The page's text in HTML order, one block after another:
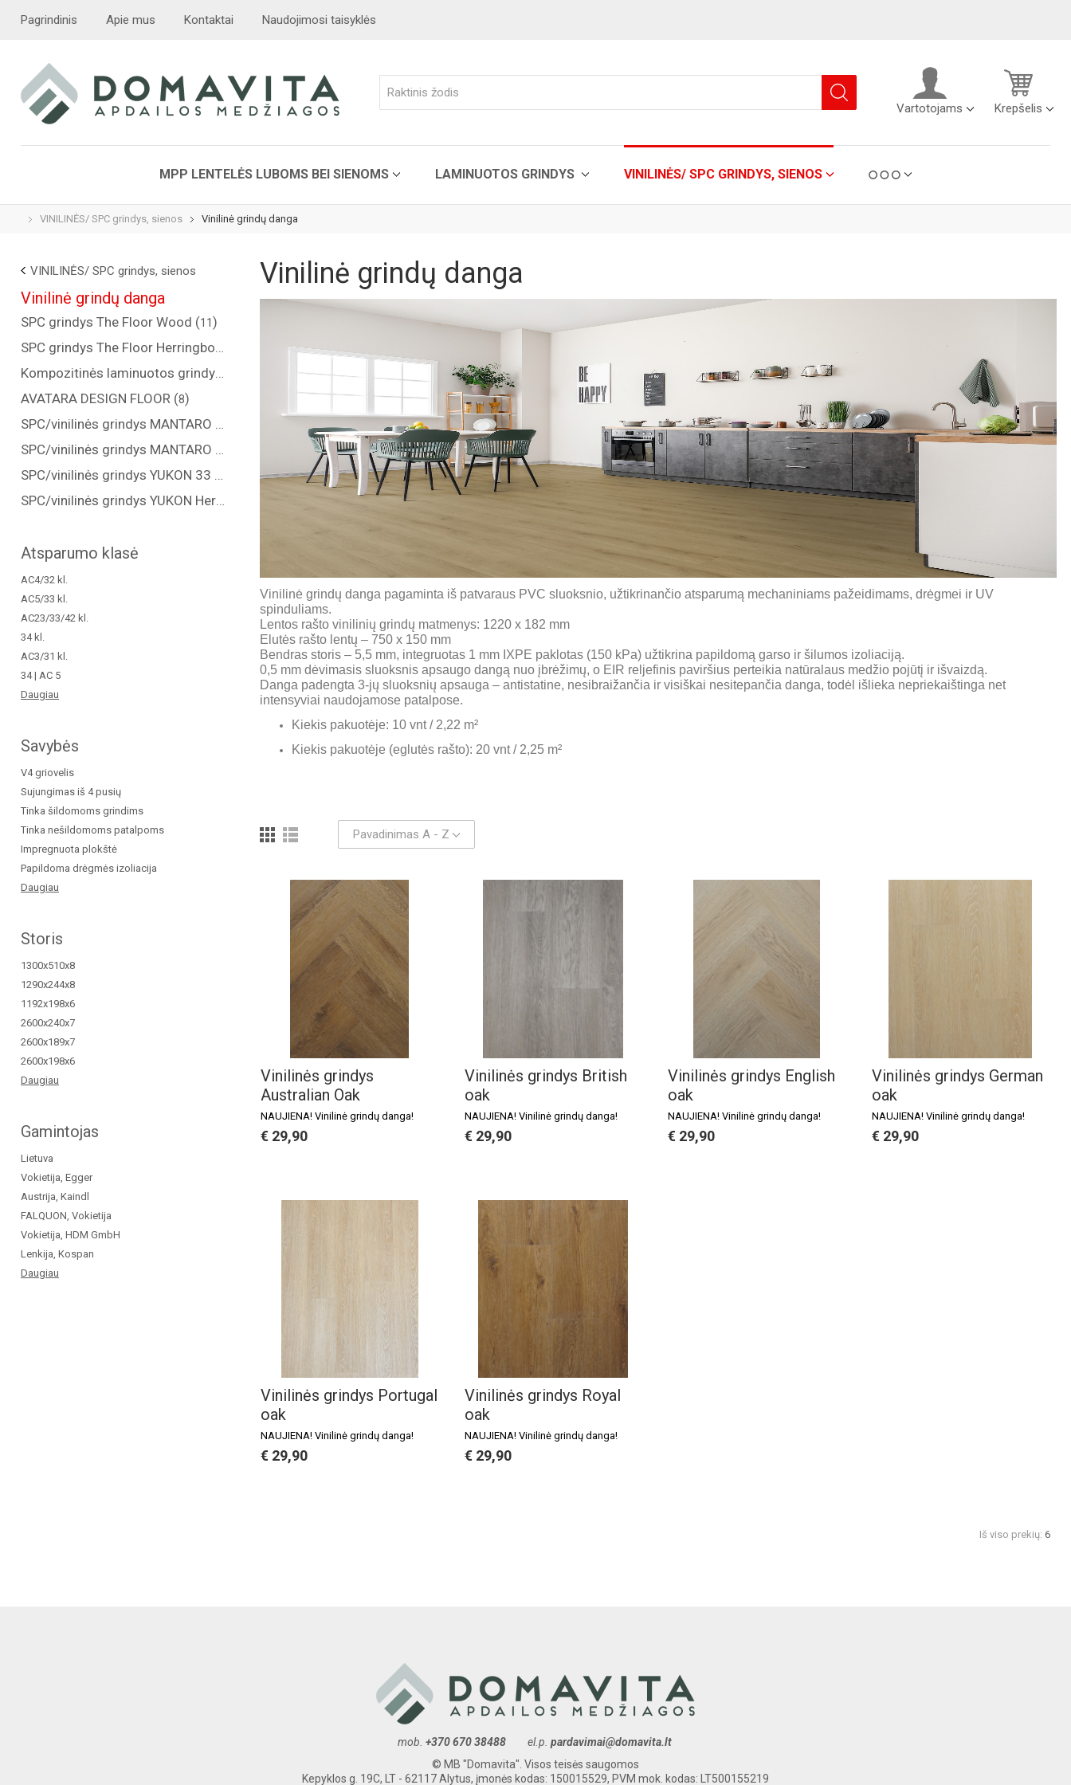
Pagrindinis Apie mus Kontaktai Naudojimosi taisyklės
Vartotojams Krepšelis
MPP LENTELĖS LUBOMS BEI SIENOMS LAMINUOTOS GRINDYS VINILINĖS/ SPC GRINDYS, SIENOS
VINILINĖS/ SPC grindys, sienos Vinilinė grindų danga
Vinilinė grindų danga
Vinilinė grindų danga pagaminta iš patvaraus PVC sluoksnio, užtikrinančio atsparumą mechaniniams pažeidimams, drėgmei ir UV
spinduliams.
Lentos rašto vinilinių grindų matmenys: 1220 x 182 mm
Elutės rašto lentų – 750 x 150 mm
Bendras storis – 5,5 mm, integruotas 1 mm IXPE paklotas (150 kPa) užtikrina papildomą garso ir šilumos izoliaciją.
0,5 mm dėvimasis sluoksnis apsaugo dangą nuo įbrėžimų, o EIR reljefinis paviršius perteikia natūralaus medžio pojūtį ir išvaizdą.
Danga padengta 3-jų sluoksnių apsauga – antistatine, nesibraižančia ir visiškai nesitepančia danga, todėl išlieka nepriekaištinga net
intensyviai naudojamose patalpose.
Kiekis pakuotėje: 10 vnt / 2,22 m²
Kiekis pakuotėje (eglutės rašto): 20 vnt / 2,25 m²
Pavadinimas A - Z
Vinilinės grindys
Australian Oak
NAUJIENA! Vinilinė grindų danga!
€ 29,90
Vinilinės grindys British
oak
NAUJIENA! Vinilinė grindų danga!
€ 29,90
Vinilinės grindys English
oak
NAUJIENA! Vinilinė grindų danga!
€ 29,90
Vinilinės grindys German
oak
NAUJIENA! Vinilinė grindų danga!
€ 29,90
Vinilinės grindys Portugal
oak
NAUJIENA! Vinilinė grindų danga!
€ 29,90
Vinilinės grindys Royal
oak
NAUJIENA! Vinilinė grindų danga!
€ 29,90
Iš viso prekių: 6
VINILINĖS/ SPC grindys, sienos
Vinilinė grindų danga
SPC grindys The Floor Wood (11)
SPC grindys The Floor Herringbone (
Kompozitinės laminuotos grindys "COREPEL" (
)
AVATARA DESIGN FLOOR (8)
SPC/vinilinės grindys MANTARO 34 kl. (
SPC/vinilinės grindys MANTARO Herringbone 34 kl. (
5)
SPC/vinilinės grindys YUKON 33 kl. (
SPC/vinilinės grindys YUKON Herringbone 33 kl. (
)
Atsparumo klasė
AC4/32 kl.
AC5/33 kl.
AC23/33/42 kl.
34 kl.
AC3/31 kl.
34 | AC 5
Daugiau
Savybės
V4 griovelis
Sujungimas iš 4 pusių
Tinka šildomoms grindims
Tinka nešildomoms patalpoms
Impregnuota plokštė
Papildoma drėgmės izoliacija
Daugiau
Storis
1300x510x8
1290x244x8
1192x198x6
2600x240x7
2600x189x7
2600x198x6
Daugiau
Gamintojas
Lietuva
Vokietija, Egger
Austrija, Kaindl
FALQUON, Vokietija
Vokietija, HDM GmbH
Lenkija, Kospan
Daugiau
mob. +370 670 38488 el.p. pardavimai@domavita.lt
© MB "Domavita". Visos teisės saugomos
Kepyklos g. 19C, LT - 62117 Alytus, įmonės kodas: 150015529, PVM mok. kodas: LT500155219